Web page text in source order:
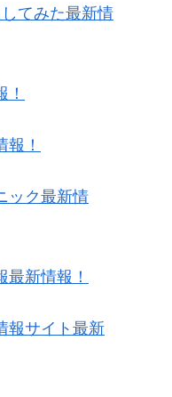
てみた最新情
！
ック最新情
新情報！
報サイト最新